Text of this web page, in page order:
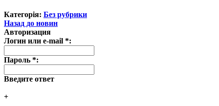
Категорія: Без рубрики
Назад до новин
Авторизация
Логин или e-mail *:
Пароль *:
Введите ответ
+